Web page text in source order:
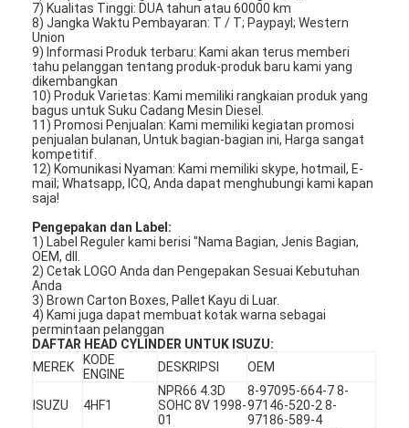
7) Kualitas Tinggi: DUA tahun atau 60000 km
8) Jangka Waktu Pembayaran: T / T; Paypayl; Western
Union
9) Informasi Produk terbaru: Kami akan terus memberi
tahu pelanggan tentang produk-produk baru kami yang
dikembangkan
10) Produk Varietas: Kami memiliki rangkaian produk yang
bagus untuk Suku Cadang Mesin Diesel.
11) Promosi Penjualan: Kami memiliki kegiatan promosi
penjualan bulanan, Untuk bagian-bagian ini, Harga sangat
kompetitif.
12) Komunikasi Nyaman: Kami memiliki skype, hotmail, E-
mail; Whatsapp, ICQ, Anda dapat menghubungi kami kapan
saja!
Pengepakan dan Label:
1) Label Reguler kami berisi "Nama Bagian, Jenis Bagian,
OEM, dll.
2) Cetak LOGO Anda dan Pengepakan Sesuai Kebutuhan
Anda
3) Brown Carton Boxes, Pallet Kayu di Luar.
4) Kami juga dapat membuat kotak warna sebagai
permintaan pelanggan
DAFTAR HEAD CYLINDER UNTUK ISUZU:
MEREK
KODE
ENGINE
DESKRIPSI OEM
ISUZU 4HF1
NPR66 4.3D
SOHC 8V 1998-
01
8-97095-664-7 8-
97146-520-2 8-
97186-589-4